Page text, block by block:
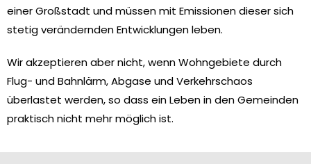
einer Großstadt und müssen mit Emissionen dieser sich
stetig verändernden Entwicklungen leben.
Wir akzeptieren aber nicht, wenn Wohngebiete durch
Flug- und Bahnlärm, Abgase und Verkehrschaos
überlastet werden, so dass ein Leben in den Gemeinden
praktisch nicht mehr möglich ist.